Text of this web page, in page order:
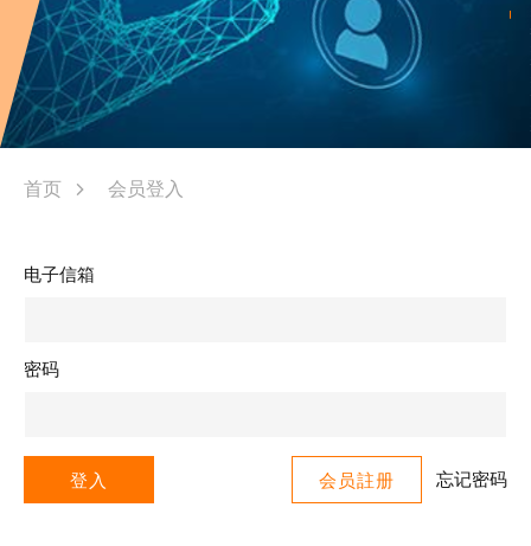
首页 会员登入
电子信箱
密码
登入 会员註册 忘记密码